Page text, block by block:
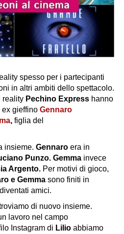
spesso per i partecipanti
in altri ambiti dello spettacolo.
reality Pechino Express hanno
ex gieffino Gennaro
, figlia del
insieme. Gennaro era in
Punzo. Gemma invece
Argento. Per motivi di gioco,
e Gemma sono finiti in
amici.
di nuovo insieme.
lavoro nel campo
Instagram di Lilio abbiamo